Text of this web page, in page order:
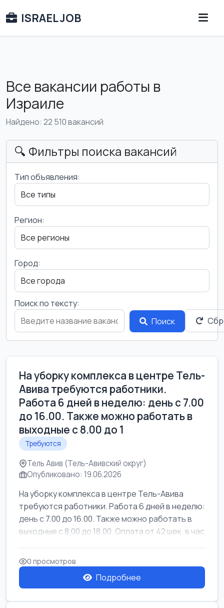
ISRAEL JOB
Все вакансии работы в
Израиле
Найдено: 22 510 вакансий
🔍 Фильтры поиска вакансий
Тип объявления:
Регион:
Город:
Поиск по тексту:
Поиск
На уборку комплекса в центре Тель-
Авива требуются работники.
Работа 6 дней в неделю: день с 7.00
до 16.00. Также можно работать в
выходные с 8.00 до 1
Требуются
Тель Авив (Тель-Авивский округ)
Опубликовано: 19.06.2026
На уборку комплекса в центре Тель-Авива
требуются работники. Работа 6 дней в неделю:
день с 7.00 до 16.00. Также можно работать в
выходные с 8.00 до 18.00. Оплата от 42 шек. в час
0 просмотров
Подробнее